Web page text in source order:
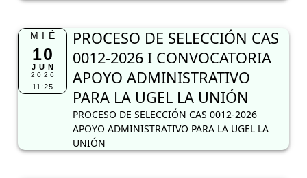
MIÉ
10
JUN
2026
11:25
PROCESO DE SELECCIÓN CAS
0012-2026 I CONVOCATORIA
APOYO ADMINISTRATIVO
PARA LA UGEL LA UNIÓN
PROCESO DE SELECCIÓN CAS 0012-2026
APOYO ADMINISTRATIVO PARA LA UGEL LA
UNIÓN